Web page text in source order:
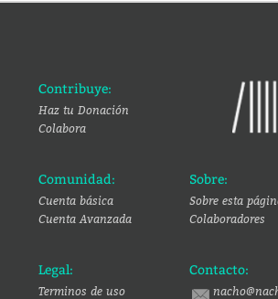
Contribuye:
Haz tu Donación
Colabora
Comunidad:
Cuenta básica
Cuenta Avanzada
Sobre:
Sobre esta
Colaboradores
Legal:
Terminos de uso
Contacto: